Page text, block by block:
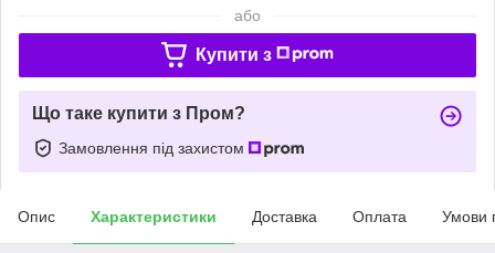
або
Купити з
Що таке купити з Пром?
Замовлення під захистом
Опис Характеристики Доставка Оплата Умови